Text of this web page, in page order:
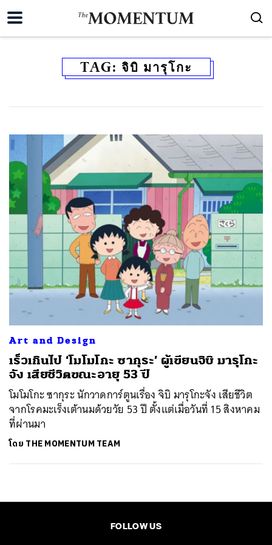
TAG: จิบิ มารุโกะ
Art and Design
เร็วเกินไป ‘โมโมโกะ ซากุระ’ ผู้เขียนจิบิ มารุโกะ
จัง เสียชีวิตขณะอายุ 53 ปี
โมโมโกะ ซากุระ นักวาดการ์ตูนเรื่อง จิบิ มารุโกะจัง เสียชีวิต
จากโรคมะเร็งเต้านมด้วยวัย 53 ปี ตั้งแต่เมื่อวันที่ 15 สิงหาคม
ที่ผ่านมา
โดย THE MOMENTUM TEAM
FOLLOW US
ค้นหา
SHARE TWEET LINE EMAIL